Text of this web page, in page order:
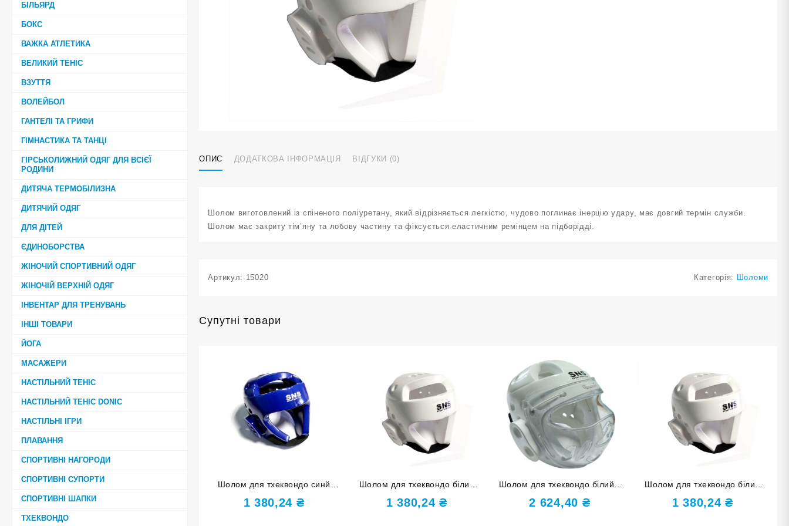
БІЛЬЯРД
БОКС
ВАЖКА АТЛЕТИКА
ВЕЛИКИЙ ТЕНІС
ВЗУТТЯ
ВОЛЕЙБОЛ
ГАНТЕЛІ ТА ГРИФИ
ГІМНАСТИКА ТА ТАНЦІ
ГІРСЬКОЛИЖНИЙ ОДЯГ ДЛЯ ВСІЄЇ
РОДИНИ
ДИТЯЧА ТЕРМОБІЛИЗНА
ДИТЯЧИЙ ОДЯГ
ДЛЯ ДІТЕЙ
ЄДИНОБОРСТВА
ЖІНОЧИЙ СПОРТИВНИЙ ОДЯГ
ЖІНОЧІЙ ВЕРХНІЙ ОДЯГ
ІНВЕНТАР ДЛЯ ТРЕНУВАНЬ
ІНШІ ТОВАРИ
ЙОГА
МАСАЖЕРИ
НАСТІЛЬНИЙ ТЕНІС
НАСТІЛЬНИЙ ТЕНІС DONIC
НАСТІЛЬНІ ІГРИ
ПЛАВАННЯ
СПОРТИВНІ НАГОРОДИ
СПОРТИВНІ СУПОРТИ
СПОРТИВНІ ШАПКИ
ТХЕКВОНДО
ОПИС ДОДАТКОВА ІНФОРМАЦІЯ ВІДГУКИ (0)
Шолом виготовлений із спіненого поліуретану, який відрізняється легкістю, чудово поглинає інерцію удару, має довгий термін служби.
Шолом має закриту тім’яну та лобову частину та фіксується еластичним ремінцем на підборідді.
Артикул: 15020 Категорія: Шоломи
Супутні товари
Шолом для тхеквондо синй
розмір S ZTT-002-C-S
1 380,24 ₴
Шолом для тхеквондо білий
розмір L ZTT-002-Б-L
1 380,24₴
Шолом для тхеквондо білий з
маскою розмір S ZTT-001-Б-S
2 624,40 ₴
Шолом для тхеквондо білий
розмір XL ZTT-002-Б-XL
1 380,24₴